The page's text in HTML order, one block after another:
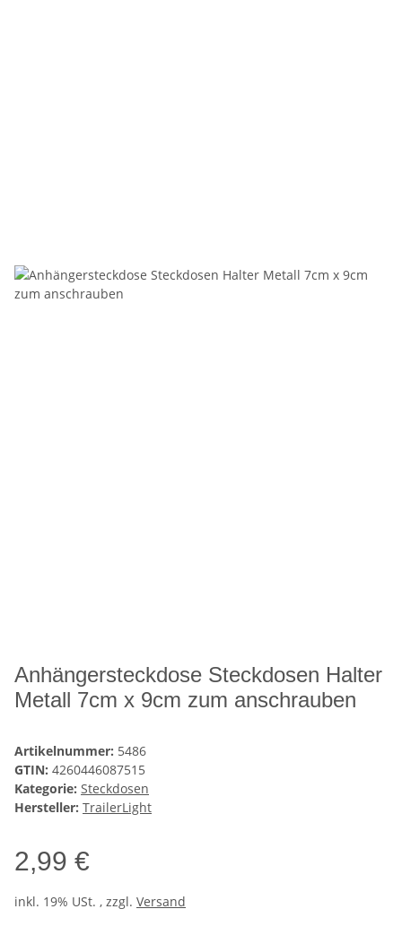
Anhängersteckdose Steckdosen Halter
Metall 7cm x 9cm zum anschrauben
Artikelnummer: 5486
GTIN: 4260446087515
Kategorie: Steckdosen
Hersteller: TrailerLight
2,99 €
inkl. 19% USt. , zzgl. Versand